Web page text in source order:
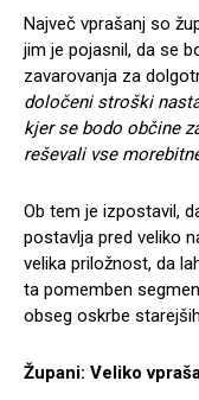
Največ vprašanj so
jim je pojasnil, da se
zavarovanja za
določeni stroški
kjer se bodo občine
reševali vse
Ob tem je izpostavil,
postavlja pred veliko
velika priložnost, da
ta pomemben
obseg oskrbe
Župani: Veliko